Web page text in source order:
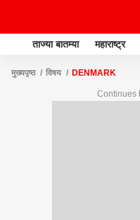
ताज्या बातम्या महाराष्ट्र
मुख्यपृष्ठ विषय DENMARK
Continues